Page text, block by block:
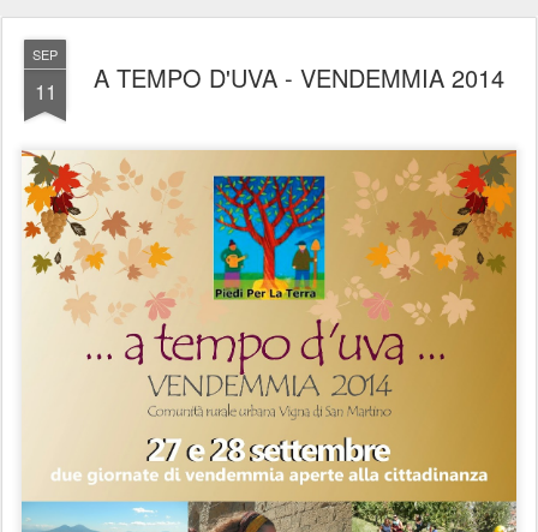
SEP
11 A TEMPO D'UVA - VENDEMMIA 2014